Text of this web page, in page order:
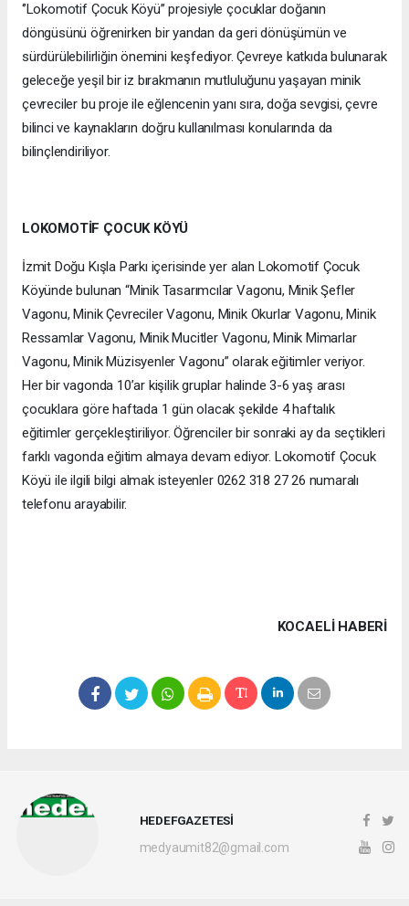
‘’Lokomotif Çocuk Köyü’’ projesiyle çocuklar doğanın
döngüsünü öğrenirken bir yandan da geri dönüşümün ve
sürdürülebilirliğin önemini keşfediyor. Çevreye katkıda bulunarak
geleceğe yeşil bir iz bırakmanın mutluluğunu yaşayan minik
çevreciler bu proje ile eğlencenin yanı sıra, doğa sevgisi, çevre
bilinci ve kaynakların doğru kullanılması konularında da
bilinçlendiriliyor.
LOKOMOTİF ÇOCUK KÖYÜ
İzmit Doğu Kışla Parkı içerisinde yer alan Lokomotif Çocuk
Köyünde bulunan “Minik Tasarımcılar Vagonu, Minik Şefler
Vagonu, Minik Çevreciler Vagonu, Minik Okurlar Vagonu, Minik
Ressamlar Vagonu, Minik Mucitler Vagonu, Minik Mimarlar
Vagonu, Minik Müzisyenler Vagonu” olarak eğitimler veriyor.
Her bir vagonda 10’ar kişilik gruplar halinde 3-6 yaş arası
çocuklara göre haftada 1 gün olacak şekilde 4 haftalık
eğitimler gerçekleştiriliyor. Öğrenciler bir sonraki ay da seçtikleri
farklı vagonda eğitim almaya devam ediyor. Lokomotif Çocuk
Köyü ile ilgili bilgi almak isteyenler 0262 318 27 26 numaralı
telefonu arayabilir.
KOCAELI HABERİ
HEDEFGAZETESİ
medyaumit82@gmail.com